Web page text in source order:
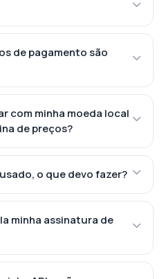
de pagamento são
com minha moeda local
de preços?
o que devo fazer?
minha assinatura de